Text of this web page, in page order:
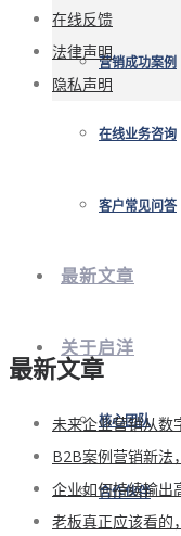
营销成功案例
在线业务咨询
客户常见问答
最新文章
关于启洋
核心团队
合作伙伴
在线反馈
法律声明
隐私声明
最新文章
未来企业营销从数
B2B案例营销新法
企业如何持续输出
老板真正应该看的